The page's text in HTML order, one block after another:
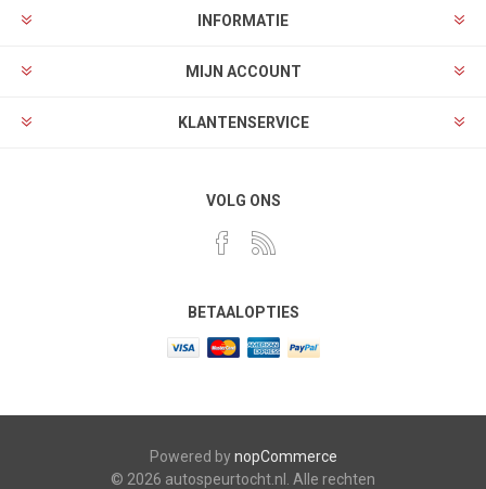
INFORMATIE
MIJN ACCOUNT
KLANTENSERVICE
VOLG ONS
BETAALOPTIES
Powered bynopCommerce
© 2026 autospeurtocht.nl. Alle rechten